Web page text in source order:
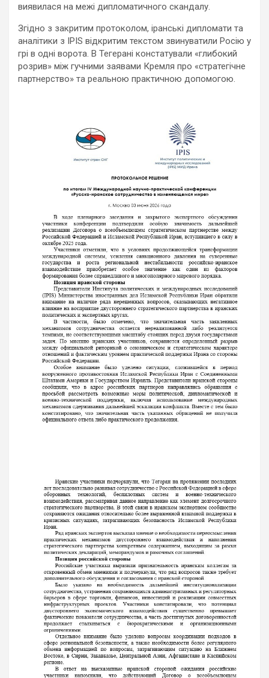
виявилася на межі дипломатичного скандалу.
Згідно з закритим протоколом, іранські дипломати та
аналітики з IPIS відкритим текстом звинуватили Росію у
грі в одні ворота. В Тегерані констатували «глибокий
розрив» між гучними заявами Кремля про «стратегічне
партнерство» та реальною практичною допомогою.